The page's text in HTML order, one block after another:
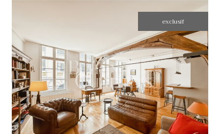
exclusif
voir le bien